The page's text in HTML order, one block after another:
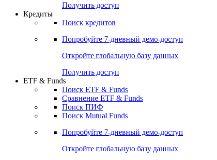
Получить доступ
Кредиты
Поиск кредитов
Попробуйте 7-дневный демо-доступ
Откройте глобальную базу данных
Получить доступ
ETF & Funds
Поиск ETF & Funds
Сравнение ETF & Funds
Поиск ПИФ
Поиск Mutual Funds
Попробуйте 7-дневный демо-доступ
Откройте глобальную базу данных